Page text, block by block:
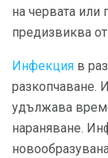
на червата или
предизвиква
Инфекция в
разкопчаване.
удължава
нараняване.